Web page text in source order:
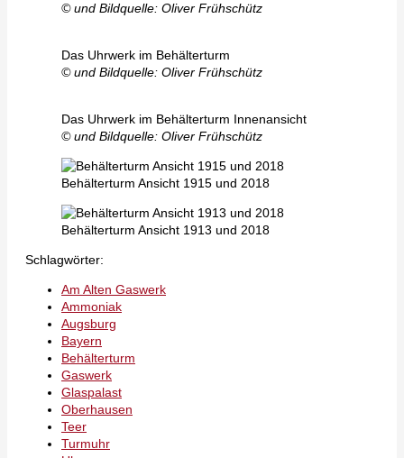
© und Bildquelle: Oliver Frühschütz
Das Uhrwerk im Behälterturm
© und Bildquelle: Oliver Frühschütz
Das Uhrwerk im Behälterturm Innenansicht
© und Bildquelle: Oliver Frühschütz
Behälterturm Ansicht 1915 und 2018
Behälterturm Ansicht 1913 und 2018
Schlagwörter:
Am Alten Gaswerk
Ammoniak
Augsburg
Bayern
Behälterturm
Gaswerk
Glaspalast
Oberhausen
Teer
Turmuhr